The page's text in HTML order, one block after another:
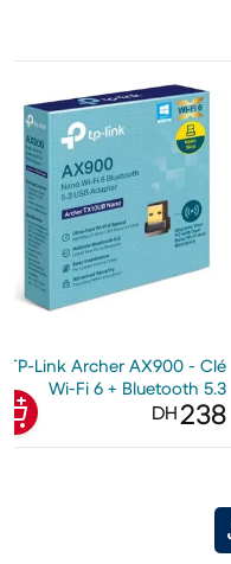
TP-Link Archer AX900 - Clé
Wi-Fi 6 + Bluetooth 5.3
238
DH